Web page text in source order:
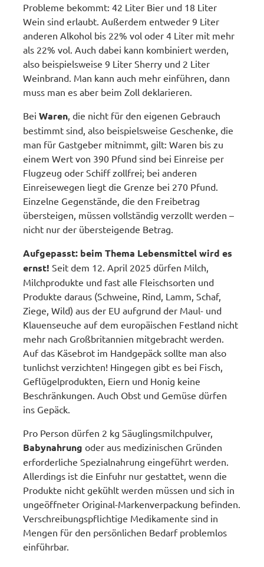
Probleme bekommt: 42 Liter Bier und 18 Liter
Wein sind erlaubt. Außerdem entweder 9 Liter
anderen Alkohol bis 22% vol oder 4 Liter mit mehr
als 22% vol. Auch dabei kann kombiniert werden,
also beispielsweise 9 Liter Sherry und 2 Liter
Weinbrand. Man kann auch mehr einführen, dann
muss man es aber beim Zoll deklarieren.
BeiWaren , die nicht für den eigenen Gebrauch
bestimmt sind, also beispielsweise Geschenke, die
man für Gastgeber mitnimmt, gilt: Waren bis zu
einem Wert von 390 Pfund sind bei Einreise per
Flugzeug oder Schiff zollfrei; bei anderen
Einreisewegen liegt die Grenze bei 270 Pfund.
Einzelne Gegenstände, die den Freibetrag
übersteigen, müssen vollständig verzollt werden –
nicht nur der übersteigende Betrag.
Aufgepasst: beim Thema Lebensmittel wird es
ernst! Seit dem 12. April 2025 dürfen Milch,
Milchprodukte und fast alle Fleischsorten und
Produkte daraus (Schweine, Rind, Lamm, Schaf,
Ziege, Wild) aus der EU aufgrund der Maul- und
Klauenseuche auf dem europäischen Festland nicht
mehr nach Großbritannien mitgebracht werden.
Auf das Käsebrot im Handgepäck sollte man also
tunlichst verzichten! Hingegen gibt es bei Fisch,
Geflügelprodukten, Eiern und Honig keine
Beschränkungen. Auch Obst und Gemüse dürfen
ins Gepäck.
Pro Person dürfen 2 kg Säuglingsmilchpulver,
Babynahrung oder aus medizinischen Gründen
erforderliche Spezialnahrung eingeführt werden.
Allerdings ist die Einfuhr nur gestattet, wenn die
Produkte nicht gekühlt werden müssen und sich in
ungeöffneter Original-Markenverpackung befinden.
Verschreibungspflichtige Medikamente sind in
Mengen für den persönlichen Bedarf problemlos
einführbar.